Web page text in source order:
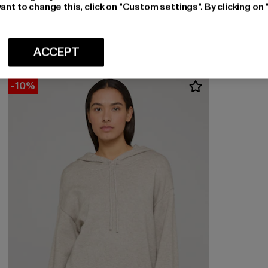
Soft touch knit
-10%
to change this, click on "Custom settings". By clicking
ACCEPT